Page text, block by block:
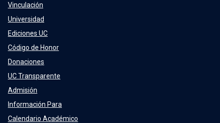
Vinculación
Universidad
Ediciones UC
Código de Honor
Donaciones
UC Transparente
Admisión
Información Para
Calendario Académico